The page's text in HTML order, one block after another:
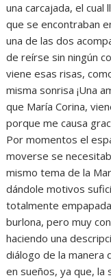
una carcajada, el
que se encontraban
una de las dos
de reírse sin ningún
viene esas risas,
misma sonrisa ¡Una
que María Corina,
porque me causa
Por momentos el
moverse se
mismo tema de la
dándole motivos
totalmente
burlona, pero muy
haciendo una
diálogo de la manera
en sueños, ya que, la